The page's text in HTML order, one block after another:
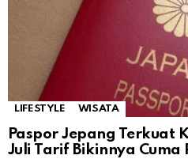
LIFESTYLE WISATA
Paspor Jepang Terkuat
Juli Tarif Bikinnya Cuma